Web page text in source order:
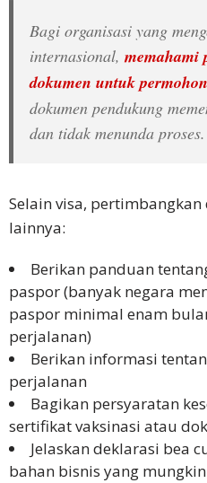
Bagi organisasi yang
internasional, memahami
dokumen untuk
dokumen pendukung
dan tidak menunda proses.
Selain visa,
lainnya:
Berikan panduan
paspor (banyak negara
paspor minimal enam
perjalanan)
Berikan informasi
perjalanan
Bagikan persyaratan
sertifikat vaksinasi atau
Jelaskan deklarasi bea
bahan bisnis yang